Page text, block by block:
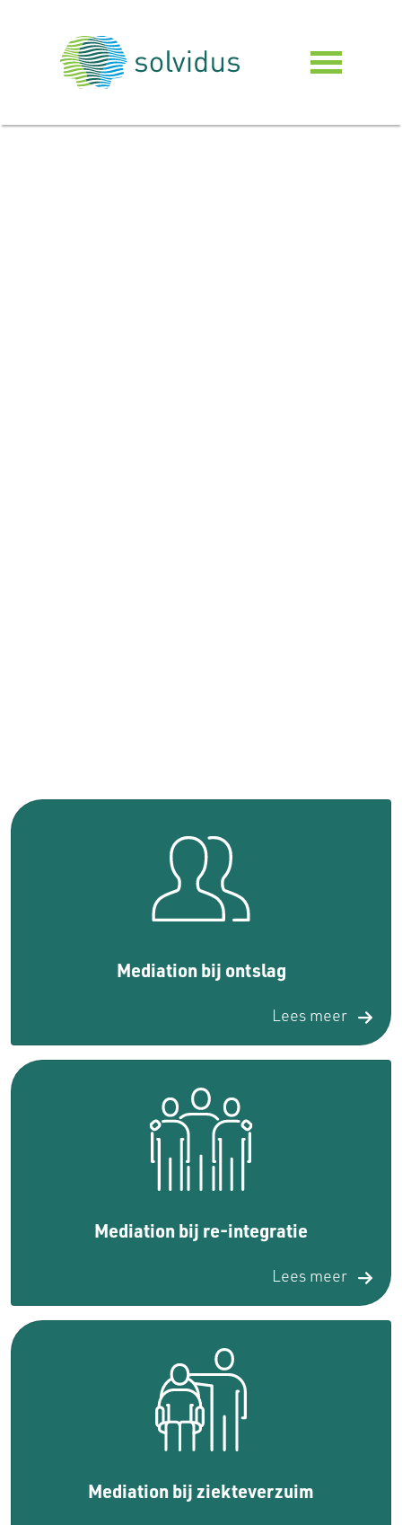
Mediation bij ontslag
Lees meer
Mediation bij re-integratie
Lees meer
Mediation bij ziekteverzuim